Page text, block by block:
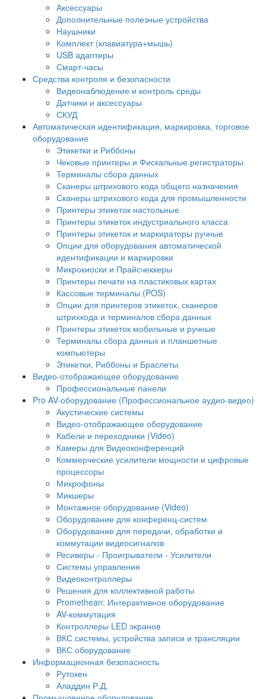
Аксессуары
Дополнительные полезные устройства
Наушники
Комплект (клавиатура+мышь)
USB адаптеры
Смарт-часы
Средства контроля и безопасности
Видеонаблюдение и контроль среды
Датчики и аксессуары
СКУД
Автоматическая идентификация, маркировка, торговое
оборудование
Этикетки и Риббоны
Чековые принтеры и Фискальные регистраторы
Терминалы сбора данных
Сканеры штрихового кода общего назначения
Сканеры штрихового кода для промышленности
Принтеры этикеток настольные
Принтеры этикеток индустриального класса
Принтеры этикеток и маркираторы ручные
Опции для оборудования автоматической
идентификации и маркировки
Микрокиоски и Прайсчеккеры
Принтеры печати на пластиковых картах
Кассовые терминалы (POS)
Опции для принтеров этикеток, сканеров
штрихкода и терминалов сбора данных
Принтеры этикеток мобильные и ручные
Терминалы сбора данных и планшетные
компьютеры
Этикетки, Риббоны и Браслеты
Видео-отображающее оборудование
Профессиональные панели
Pro AV-оборудование (Профессиональное аудио-видео)
Акустические системы
Видео-отображающее оборудование
Кабели и переходники (Video)
Камеры для Видеоконференций
Коммерческие усилители мощности и цифровые
процессоры
Микрофоны
Микшеры
Монтажное оборудование (Video)
Оборудование для конференц-систем
Оборудование для передачи, обработки и
коммутации видеосигналов
Ресиверы - Проигрыватели - Усилители
Системы управления
Видеоконтроллеры
Решения для коллективной работы
Promethean: Интерактивное оборудование
AV-коммутация
Контроллеры LED экранов
ВКС системы, устройства записи и трансляции
ВКС оборудование
Информационная безопасность
Рутокен
Аладдин Р.Д.